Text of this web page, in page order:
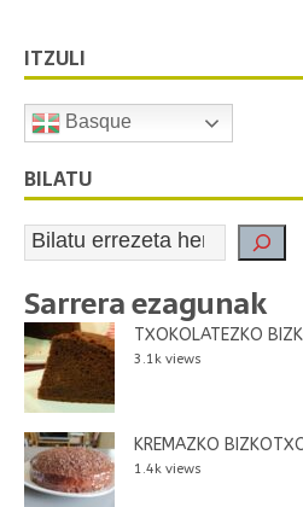
ITZULI
Basque
BILATU
Sarrera ezagunak
TXOKOLATEZKO
3.1k views
KREMAZKO
1.4k views